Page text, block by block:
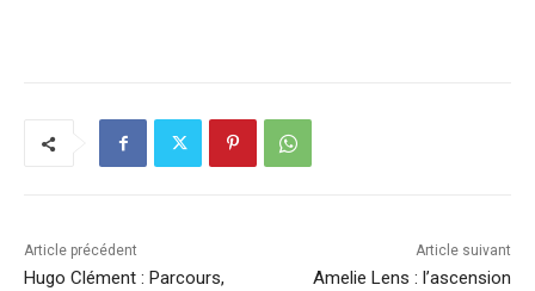
Article précédent
Hugo Clément : Parcours,
Article suivant
Amelie Lens : l’ascension